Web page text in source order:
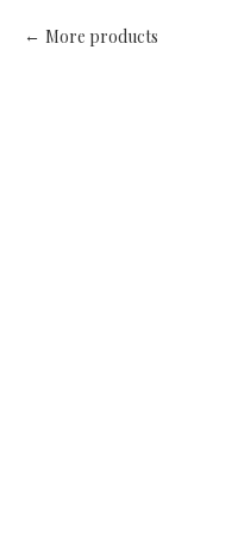
More products